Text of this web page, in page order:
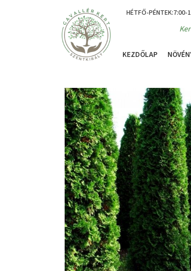
HÉTFŐ-PÉNTEK:7:00-
KEZDŐLAP